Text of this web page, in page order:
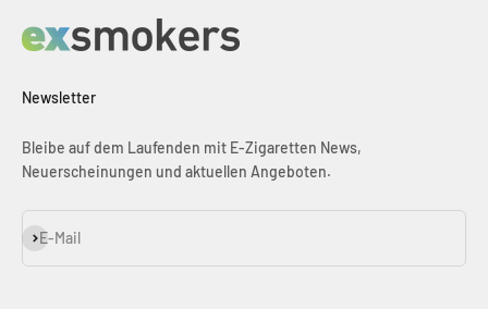
Newsletter
Bleibe auf dem Laufenden mit E-Zigaretten News,
Neuerscheinungen und aktuellen Angeboten.
E-Mail
Abonnieren